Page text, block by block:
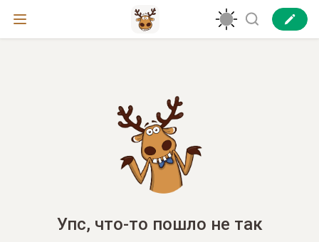
Упс, что-то пошло не так